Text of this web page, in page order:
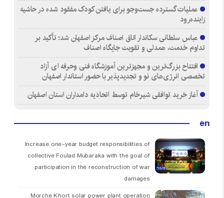
عملیات گسترده جست‌وجو برای یافتن کودک مفقود شده در حاشیه
زاینده‌رود
عباس سلطانی سکاندار اتاق اصناف مرکز اصفهان شد؛ تأکید بر
تداوم خدمت، همدلی و تقویت جایگاه اصناف
افتتاح بزرگ‌ترین و مجهزترین آموزشگاه فنی وحرفه ای آزاد
تخصصی انرژی‌های نو و تجدیدپذیر با حضور استاندار اصفهان
آغاز خرید توافقی شیرخام توسط اتحادیه دامداران استان اصفهان
en
Increase one-year budget responsibilities of
collective Foulad Mubaraka with the goal of
participation in the reconstruction of war
damages
Morche Khort solar power plant operation